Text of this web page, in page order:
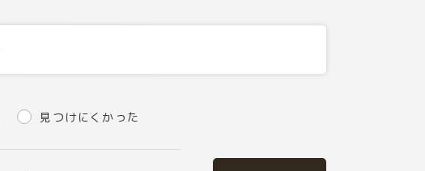
見つけにくかった